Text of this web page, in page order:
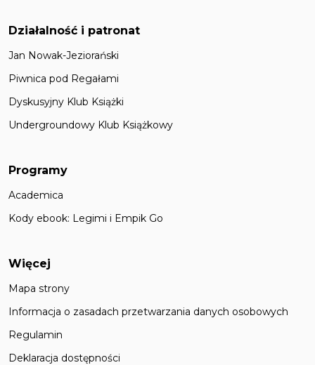
Działalność i patronat
Jan Nowak-Jeziorański
Piwnica pod Regałami
Dyskusyjny Klub Książki
Undergroundowy Klub Książkowy
Programy
Academica
Kody ebook: Legimi i Empik Go
Więcej
Mapa strony
Informacja o zasadach przetwarzania danych osobowych
Regulamin
Deklaracja dostępności